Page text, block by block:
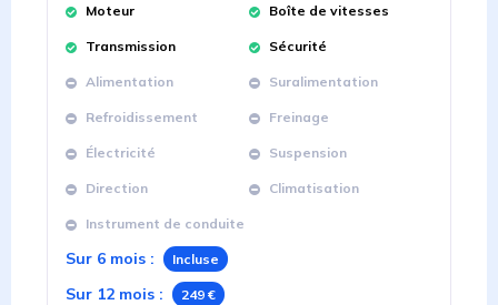
Moteur Boîte de vitesses
Transmission Sécurité
Alimentation Suralimentation
Refroidissement Freinage
Électricité Suspension
Direction Climatisation
Instrument de conduite
Sur 6 mois : Incluse
Sur 12 mois : 249 €